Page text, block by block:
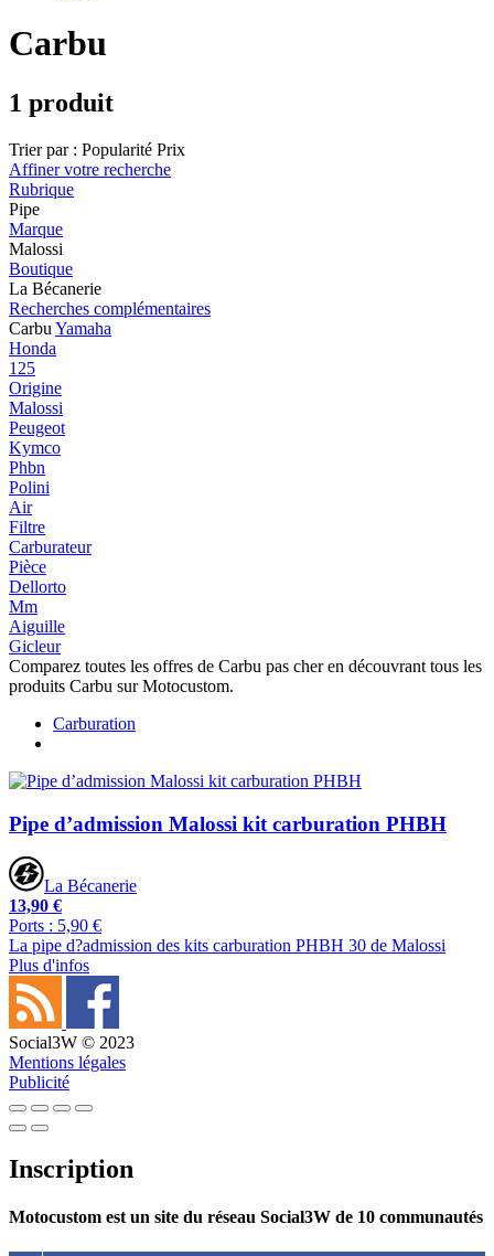
Carbu
1 produit
Trier par : Popularité Prix
Affiner votre recherche
Rubrique
Pipe
Marque
Malossi
Boutique
La Bécanerie
Recherches complémentaires
Carbu Yamaha
Honda
125
Origine
Malossi
Peugeot
Kymco
Phbn
Polini
Air
Filtre
Carburateur
Pièce
Dellorto
Mm
Aiguille
Gicleur
Comparez toutes les offres de Carbu pas cher en découvrant tous les
produits Carbu sur Motocustom.
Carburation
Pipe d’admission Malossi kit carburation PHBH
La Bécanerie
13,90 €
Ports : 5,90 €
La pipe d?admission des kits carburation PHBH 30 de Malossi
Plus d'infos
Social3W © 2023
Mentions légales
Publicité
Inscription
Motocustom est un site du réseau Social3W de 10 communautés